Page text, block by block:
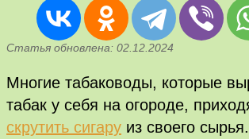
Статья обновлена: 02.12.2024
Многие табаководы, которые
табак у себя на огороде,
скрутить сигару из своего сырья.